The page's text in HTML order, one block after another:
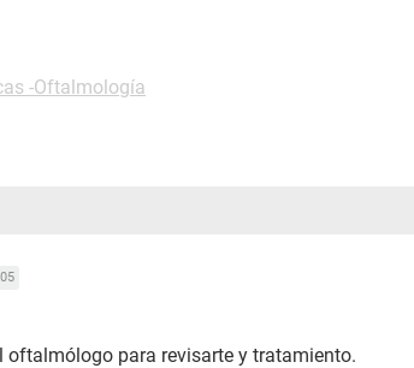
-Oftalmología
oftalmólogo para revisarte y tratamiento.